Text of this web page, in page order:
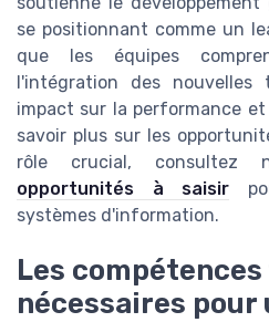
se positionnant comme un
que les équipes
l'intégration des
impact sur la performance
savoir plus sur les
rôle crucial, consultez
opportunités à saisir
systèmes d'information.
Les
nécessaires pour